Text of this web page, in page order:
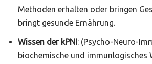
Methoden erhalten oder bringen
bringt gesunde Ernährung.
Wissen der kPNI: (Psycho-Neuro-
biochemische und immunlogisches